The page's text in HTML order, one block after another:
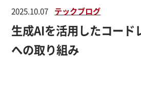
2025.10.07 テックブログ
生成AIを活用したコード
への取り組み